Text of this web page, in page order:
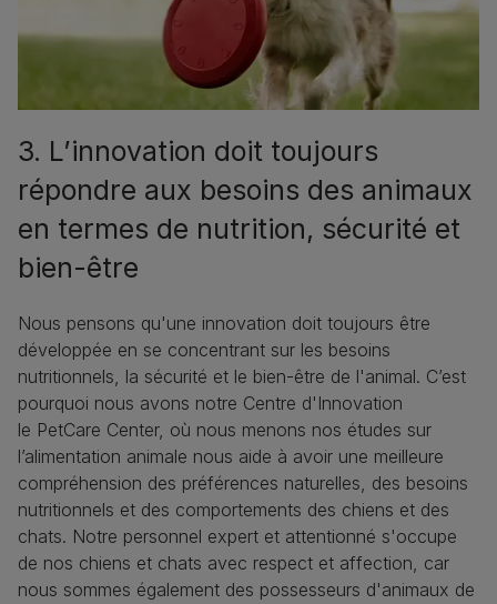
3. L’innovation doit toujours
répondre aux besoins des animaux
en termes de nutrition, sécurité et
bien-être
Nous pensons qu'une innovation doit toujours être
développée en se concentrant sur les besoins
nutritionnels, la sécurité et le bien-être de l'animal. C’est
pourquoi nous avons notre Centre d'Innovation
le PetCare Center, où nous menons nos études sur
l’alimentation animale nous aide à avoir une meilleure
compréhension des préférences naturelles, des besoins
nutritionnels et des comportements des chiens et des
chats. Notre personnel expert et attentionné s'occupe
de nos chiens et chats avec respect et affection, car
nous sommes également des possesseurs d'animaux de